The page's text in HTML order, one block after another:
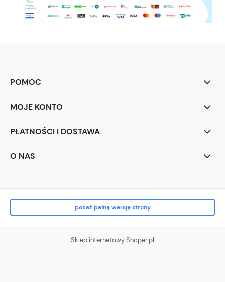
POMOC
MOJE KONTO
PŁATNOŚCI I DOSTAWA
O NAS
pokaż pełną wersję strony
Sklep internetowy Shoper.pl